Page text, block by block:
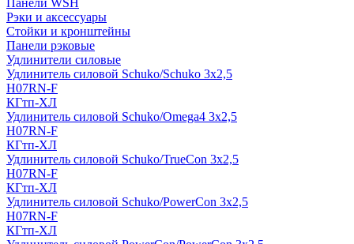
Панели WSH
Рэки и аксессуары
Стойки и кронштейны
Панели рэковые
Удлинители силовые
Удлинитель силовой Schuko/Schuko 3х2,5
H07RN-F
КГтп-ХЛ
Удлинитель силовой Schuko/Omega4 3х2,5
H07RN-F
КГтп-ХЛ
Удлинитель силовой Schuko/TrueCon 3х2,5
H07RN-F
КГтп-ХЛ
Удлинитель силовой Schuko/PowerCon 3х2,5
H07RN-F
КГтп-ХЛ